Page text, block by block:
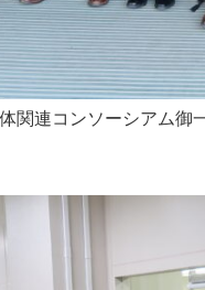
関連コンソーシアム御